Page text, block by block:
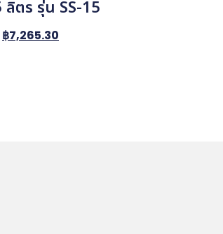
ลิตร รุ่น SS-15
฿7,265.30